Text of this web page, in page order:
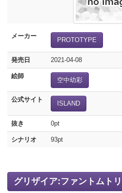
メーカー
PROTOTYPE
発売日 2021-04-08
絵師
空中幼彩
公式サイト
ISLAND
抜き 0pt
シナリオ 93pt
グリザイア:ファントムト